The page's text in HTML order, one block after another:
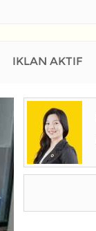
IKLAN AKTIF